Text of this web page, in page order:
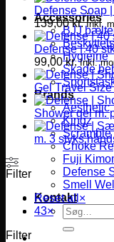
Accessories
BJJ
Hygiejne
Skade
Brands
Aesthetic
Kingz
Scramble
Choke
Fuji
Defense
Smell Well
Kontakt
Søg
efter:
Defense Soap
139,00kr. Inkl.
Defense | 40
99,00kr. Inkl.
Gel Travel Size
Shower gel m.
m. 3 styks
Filter
Reset all ×
43×
Filter